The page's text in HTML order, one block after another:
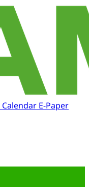
Calendar E-Paper